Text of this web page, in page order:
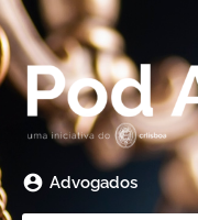
Advogados